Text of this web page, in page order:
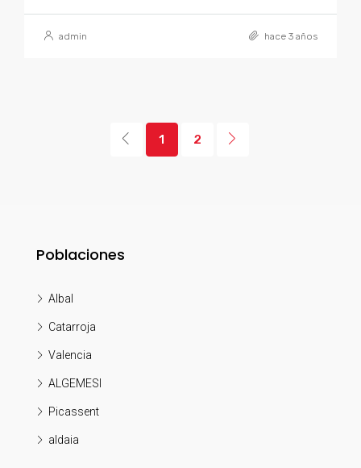
admin hace 3 años
1 2
Poblaciones
Albal
Catarroja
Valencia
ALGEMESI
Picassent
aldaia